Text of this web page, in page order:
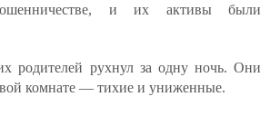
и их активы были
родителей рухнул за одну ночь. Они
комнате — тихие и униженные.